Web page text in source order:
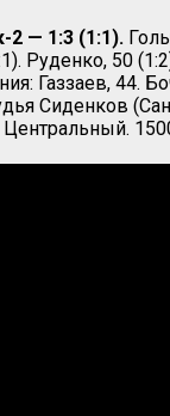
2 — 1:3 (1:1).
Руденко, 50
Газзаев, 44.
Сиденков